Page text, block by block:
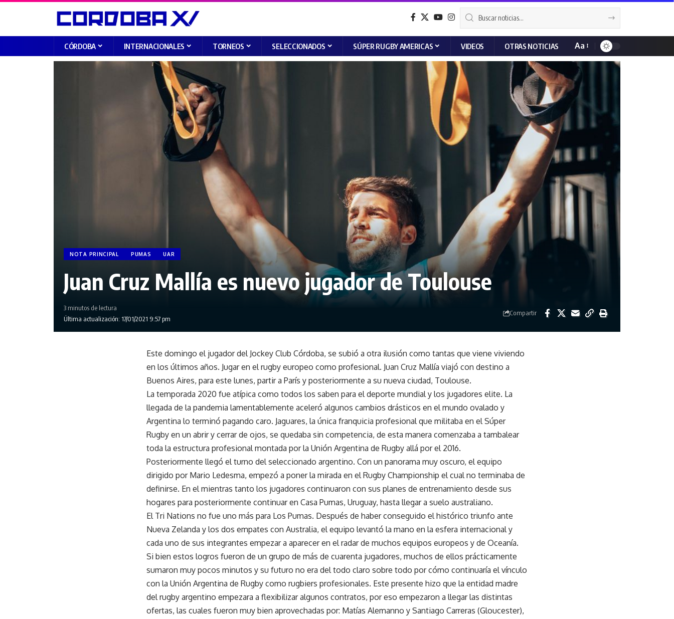
CÓRDOBA INTERNACIONALES TORNEOS SELECCIONADOS SÚPER RUGBY AMERICAS VIDEOS OTRAS NOTICIAS Aa
NOTA PRINCIPAL PUMAS UAR
Juan Cruz Mallía es nuevo jugador de Toulouse
Última actualización: 17/01/2021 9:57 pm
3 minutos de lectura
Compartir
Este domingo el jugador del Jockey Club Córdoba, se subió a otra ilusión como tantas que viene viviendo
en los últimos años. Jugar en el rugby europeo como profesional. Juan Cruz Mallía viajó con destino a
Buenos Aires, para este lunes, partir a París y posteriormente a su nueva ciudad, Toulouse.
La temporada 2020 fue atípica como todos los saben para el deporte mundial y los jugadores elite. La
llegada de la pandemia lamentablemente aceleró algunos cambios drásticos en el mundo ovalado y
Argentina lo terminó pagando caro. Jaguares, la única franquicia profesional que militaba en el Súper
Rugby en un abrir y cerrar de ojos, se quedaba sin competencia, de esta manera comenzaba a tambalear
toda la estructura profesional montada por la Unión Argentina de Rugby allá por el 2016.
Posteriormente llegó el turno del seleccionado argentino. Con un panorama muy oscuro, el equipo
dirigido por Mario Ledesma, empezó a poner la mirada en el Rugby Championship el cual no terminaba de
definirse. En el mientras tanto los jugadores continuaron con sus planes de entrenamiento desde sus
hogares para posteriormente continuar en Casa Pumas, Uruguay, hasta llegar a suelo australiano.
El Tri Nations no fue uno más para Los Pumas. Después de haber conseguido el histórico triunfo ante
Nueva Zelanda y los dos empates con Australia, el equipo levantó la mano en la esfera internacional y
cada uno de sus integrantes empezar a aparecer en el radar de muchos equipos europeos y de Oceanía.
Si bien estos logros fueron de un grupo de más de cuarenta jugadores, muchos de ellos prácticamente
sumaron muy pocos minutos y su futuro no era del todo claro sobre todo por cómo continuaría el vínculo
con la Unión Argentina de Rugby como rugbiers profesionales. Este presente hizo que la entidad madre
del rugby argentino empezara a flexibilizar algunos contratos, por eso empezaron a llegar las distintas
ofertas, las cuales fueron muy bien aprovechadas por: Matías Alemanno y Santiago Carreras (Gloucester),